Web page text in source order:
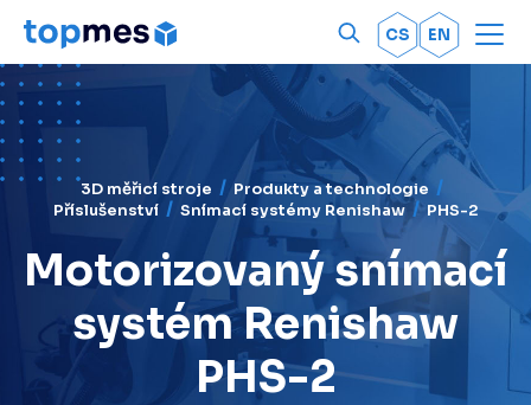
CS EN Menu
3D měřicí stroje
Produkty a technologie
Příslušenství
Snímací systémy Renishaw PHS-2
Motorizovaný snímací
systém Renishaw
PHS-2